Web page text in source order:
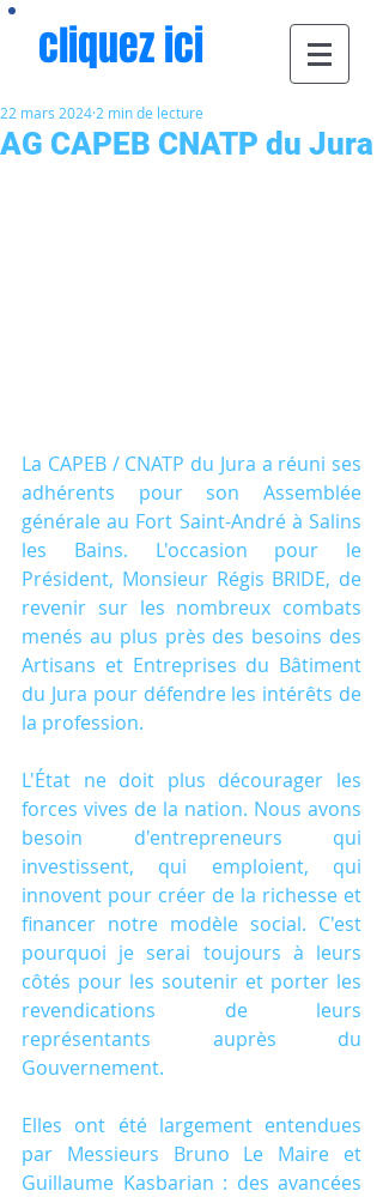
cliquez ici
AG CAPEB CNATP du Jura
22 mars 2024 2 min de lecture
La CAPEB / CNATP du Jura a réuni ses
adhérents pour son Assemblée
générale au Fort Saint-André à Salins
les Bains. L'occasion pour le
Président, Monsieur Régis BRIDE, de
revenir sur les nombreux combats
menés au plus près des besoins des
Artisans et Entreprises du Bâtiment
du Jura pour défendre les intérêts de
la profession.
L'État ne doit plus décourager les
forces vives de la nation. Nous avons
besoin d'entrepreneurs qui
investissent, qui emploient, qui
innovent pour créer de la richesse et
financer notre modèle social. C'est
pourquoi je serai toujours à leurs
côtés pour les soutenir et porter les
revendications de leurs
représentants auprès du
Gouvernement.
Elles ont été largement entendues
par Messieurs Bruno Le Maire et
Guillaume Kasbarian : des avancées